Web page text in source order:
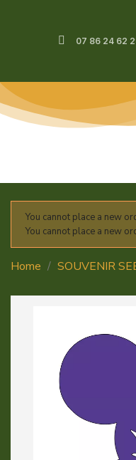
07 86 24 62
You cannot place a new
You cannot place a new
Home SOUVENIR